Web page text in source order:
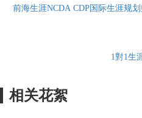
前海生涯NCDA CDP国际生涯规
1對1生
相关花絮